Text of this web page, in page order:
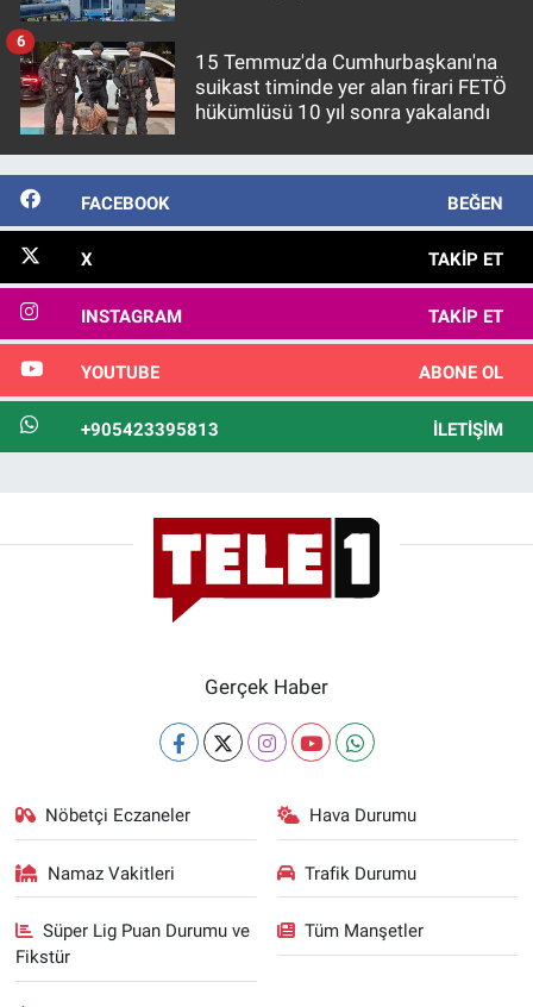
15 Temmuz'da Cumhurbaşkanı'na
suikast timinde yer alan firari FETÖ
hükümlüsü 10 yıl sonra yakalandı
6
FACEBOOK BEĞEN
X TAKIP ET
INSTAGRAM TAKIP ET
YOUTUBE ABONE OL
+905423395813 İLETIŞIM
Gerçek Haber
Nöbetçi Eczaneler Hava Durumu
Namaz Vakitleri Trafik Durumu
Süper Lig Puan Durumu ve
Fikstür
Tüm Manşetler